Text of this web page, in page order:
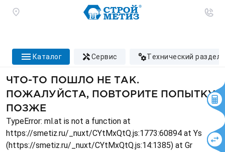
каталог сервис технический раздел
ЧТО-ТО ПОШЛО НЕ ТАК.
ПОЖАЛУЙСТА, ПОВТОРИТЕ ПОПЫТКУ
ПОЗЖЕ
TypeError: ml.at is not a function at
https://smetiz.ru/_nuxt/CYtMxQtQ.js:1773:60894 at Ys
(https://smetiz.ru/_nuxt/CYtMxQtQ.js:14:1385) at Gr